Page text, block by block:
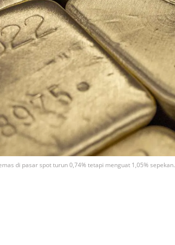
di pasar spot turun 0,74% tetapi menguat 1,05% sepekan.